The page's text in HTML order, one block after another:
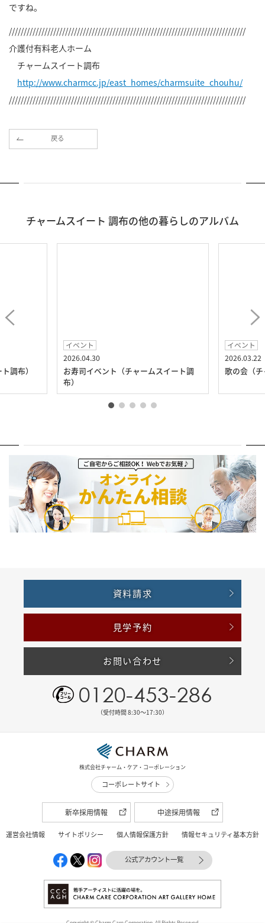
ですね。
////////////////////////////////////////////////////////////////////////////////
介護付有料老人ホーム
チャームスイート調布
http://www.charmcc.jp/east_homes/charmsuite_chouhu/
////////////////////////////////////////////////////////////////////////////////
戻る
チャームスイート 調布の他の暮らしのアルバム
調布）
イベント
2026.04.30
お寿司イベント（チャームスイート調
布）
イベント
2026.03.22
歌の会（
資料請求
見学予約
お問い合わせ
0120-453-286
（受付時間 8:30〜17:30）
株式会社チャーム・ケア・コーポレーション
コーポレートサイト
新卒採用情報 中途採用情報
運営会社情報 サイトポリシー 個人情報保護方針 情報セキュリティ基本方針
公式アカウント一覧